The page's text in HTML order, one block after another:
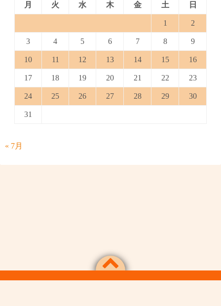
月
火 水 木 金 土 日
1 2
3 4 5 6 7 8 9
10 11 12 13 14 15 16
17 18 19 20 21 22 23
24 25 26 27 28 29 30
31
« 7月